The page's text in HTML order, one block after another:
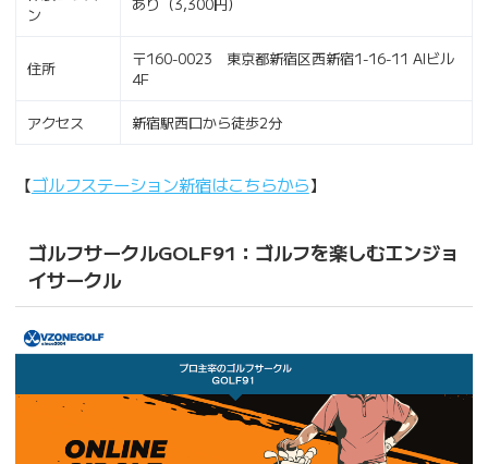
ン
住所
〒160-0023 東京都新宿区西新宿1-16-11 AIビル
4F
アクセス 新宿駅西口から徒歩2分
【ゴルフステーション新宿はこちらから】
ゴルフサークルGOLF91：ゴルフを楽しむエンジョ
イサークル